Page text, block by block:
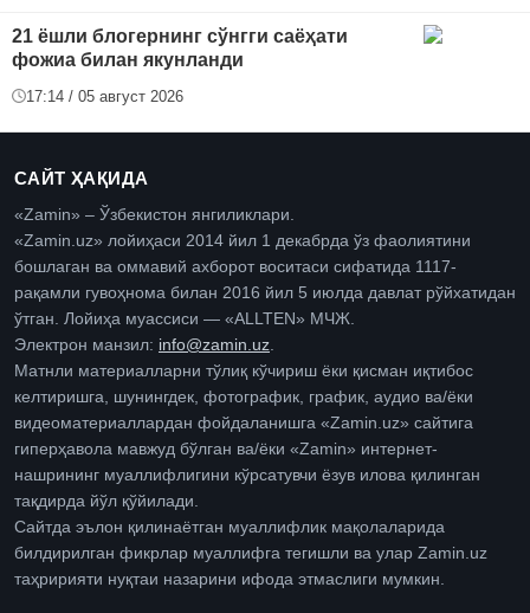
21 ёшли блогернинг сўнгги саёҳати
фожиа билан якунланди
17:14 / 05 август 2026
САЙТ ҲАҚИДА
«Zamin» – Ўзбекистон янгиликлари.
«Zamin.uz» лойиҳаси 2014 йил 1 декабрда ўз фаолиятини
бошлаган ва оммавий ахборот воситаси сифатида 1117-
рақамли гувоҳнома билан 2016 йил 5 июлда давлат рўйхатидан
ўтган. Лойиҳа муассиси — «ALLTEN» МЧЖ.
Электрон манзил: info@zamin.uz
Матнли материалларни тўлиқ кўчириш ёки қисман иқтибос
келтиришга, шунингдек, фотографик, график, аудио ва/ёки
видеоматериаллардан фойдаланишга «Zamin.uz» сайтига
гиперҳавола мавжуд бўлган ва/ёки «Zamin» интернет-
нашрининг муаллифлигини кўрсатувчи ёзув илова қилинган
тақдирда йўл қўйилади.
Сайтда эълон қилинаётган муаллифлик мақолаларида
билдирилган фикрлар муаллифга тегишли ва улар Zamin.uz
таҳририяти нуқтаи назарини ифода этмаслиги мумкин.